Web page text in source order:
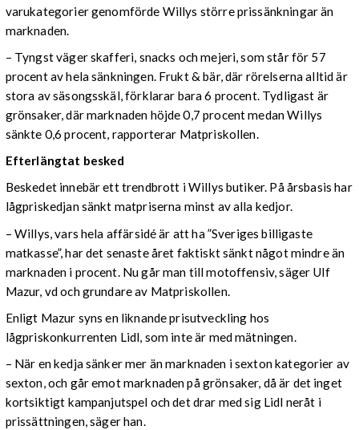
varukategorier genomförde Willys större prissänkningar än
marknaden.
– Tyngst väger skafferi, snacks och mejeri, som står för 57
procent av hela sänkningen. Frukt & bär, där rörelserna alltid är
stora av säsongsskäl, förklarar bara 6 procent. Tydligast är
grönsaker, där marknaden höjde 0,7 procent medan Willys
sänkte 0,6 procent, rapporterar Matpriskollen.
Efterlängtat besked
Beskedet innebär ett trendbrott i Willys butiker. På årsbasis har
lågpriskedjan sänkt matpriserna minst av alla kedjor.
– Willys, vars hela affärsidé är att ha ”Sveriges billigaste
matkasse”, har det senaste året faktiskt sänkt något mindre än
marknaden i procent. Nu går man till motoffensiv, säger Ulf
Mazur, vd och grundare av Matpriskollen.
Enligt Mazur syns en liknande prisutveckling hos
lågpriskonkurrenten Lidl, som inte är med mätningen.
– När en kedja sänker mer än marknaden i sexton kategorier av
sexton, och går emot marknaden på grönsaker, då är det inget
kortsiktigt kampanjutspel och det drar med sig Lidl neråt i
prissättningen, säger han.